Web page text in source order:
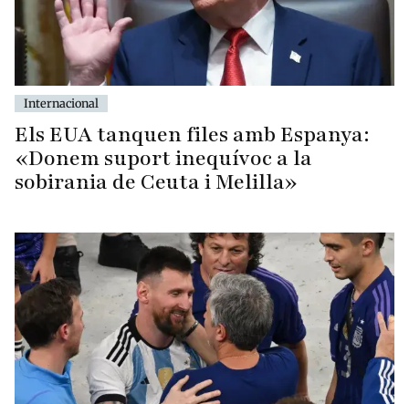
Internacional
Els EUA tanquen files amb Espanya:
«Donem suport inequívoc a la
sobirania de Ceuta i Melilla»